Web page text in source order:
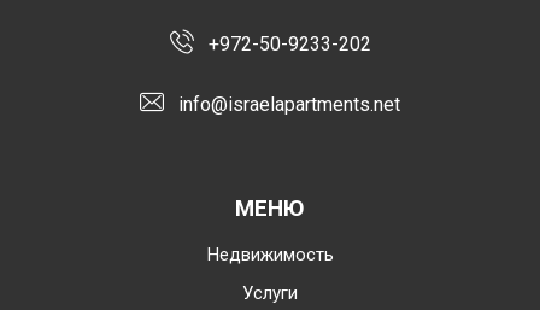
+972-50-9233-202
info@israelapartments.net
МЕНЮ
Недвижимость
Услуги